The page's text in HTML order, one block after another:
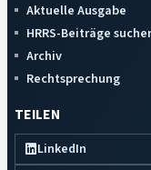
Aktuelle Ausgabe
HRRS-Beiträge
Archiv
Rechtsprechung
TEILEN
LinkedIn